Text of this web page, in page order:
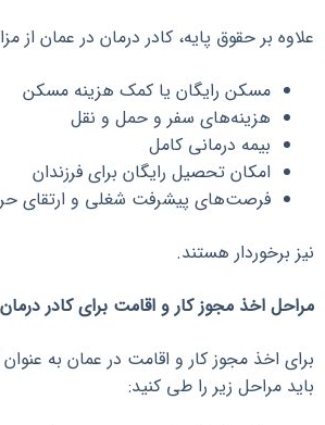
علاوه بر حقوق پایه، کادر درمان در عمان از
مسکن رایگان یا کمک هزینه مسکن
هزینه‌های سفر و حمل و نقل
بیمه درمانی کامل
امکان تحصیل رایگان برای فرزندان
فرصت‌های پیشرفت شغلی و ارتقای
نیز برخوردار هستند.
مراحل اخذ مجوز کار و اقامت برای کادر درمان
برای اخذ مجوز کار و اقامت در عمان به عنوان
باید مراحل زیر را طی کنید: